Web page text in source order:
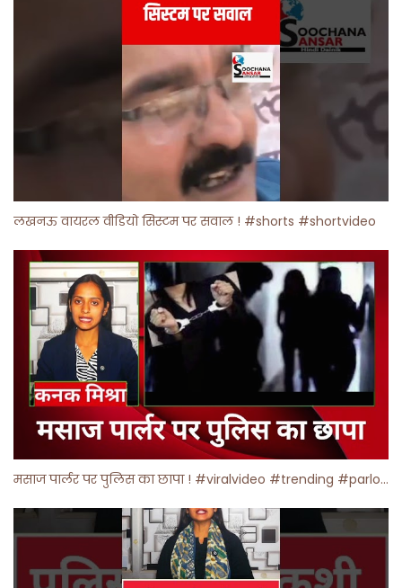
लखनऊ वायरल वीडियो सिस्टम पर सवाल ! #shorts #shortvideo
मसाज पार्लर पर पुलिस का छापा ! #viralvideo #trending #parlour